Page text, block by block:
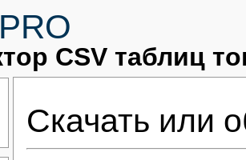
CSV таблиц
Скачать или